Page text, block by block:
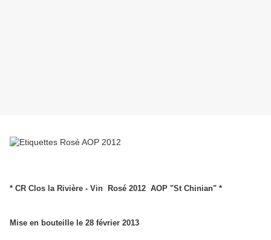
* CR Clos la Rivière - Vin Rosé 2012 AOP "St Chinian" *
Mise en bouteille le 28 février 2013